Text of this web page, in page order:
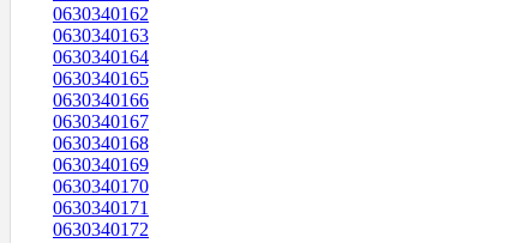
0630340162
0630340163
0630340164
0630340165
0630340166
0630340167
0630340168
0630340169
0630340170
0630340171
0630340172